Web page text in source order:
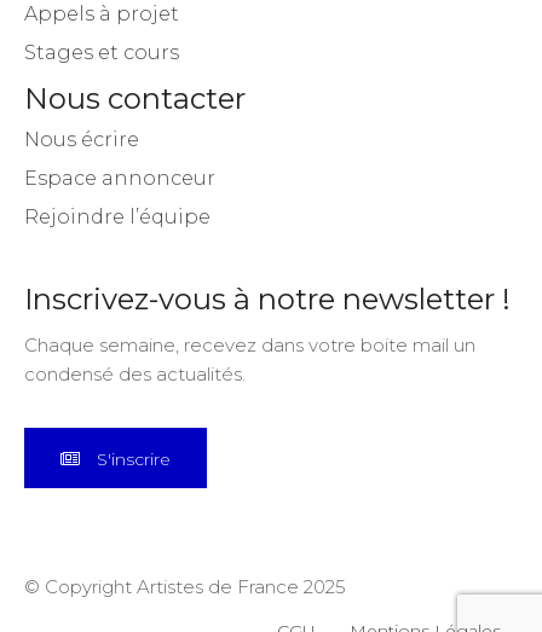
Appels à projet
Stages et cours
Nous contacter
Nous écrire
Espace annonceur
Rejoindre l’équipe
Inscrivez-vous à notre newsletter !
Chaque semaine, recevez dans votre boite mail un
condensé des actualités.
S'inscrire
© Copyright Artistes de France 2025